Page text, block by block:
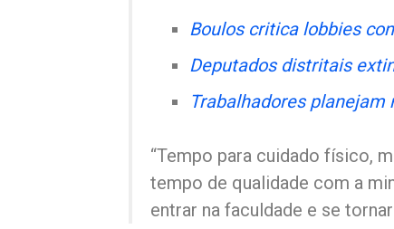
Boulos critica lobbies
Deputados distritais
Trabalhadores
“Tempo para cuidado físico,
tempo de qualidade com a
entrar na faculdade e se